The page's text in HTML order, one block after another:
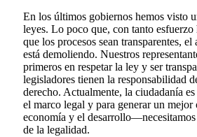
En los últimos gobiernos hemos visto
leyes. Lo poco que, con tanto esfuerzo
que los procesos sean transparentes,
está demoliendo. Nuestros
primeros en respetar la ley y ser
legisladores tienen la responsabilidad
derecho. Actualmente, la ciudadanía
el marco legal y para generar un mejor
economía y el
de la legalidad.